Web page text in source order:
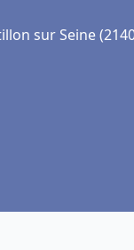
sur Seine